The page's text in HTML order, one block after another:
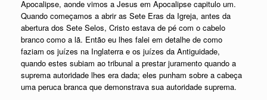
Apocalipse, aonde vimos a Jesus em Apocalipse capitulo um.
Quando começamos a abrir as Sete Eras da Igreja, antes da
abertura dos Sete Selos, Cristo estava de pé com o cabelo
branco como a lã. Então eu lhes falei em detalhe de como
faziam os juízes na Inglaterra e os juízes da Antiguidade,
quando estes subiam ao tribunal a prestar juramento quando a
suprema autoridade lhes era dada; eles punham sobre a cabeça
uma peruca branca que demonstrava sua autoridade suprema.